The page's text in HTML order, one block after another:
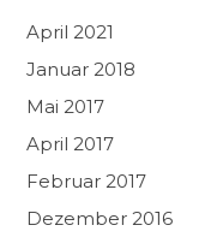
April 2021
Januar 2018
Mai 2017
April 2017
Februar 2017
Dezember 2016